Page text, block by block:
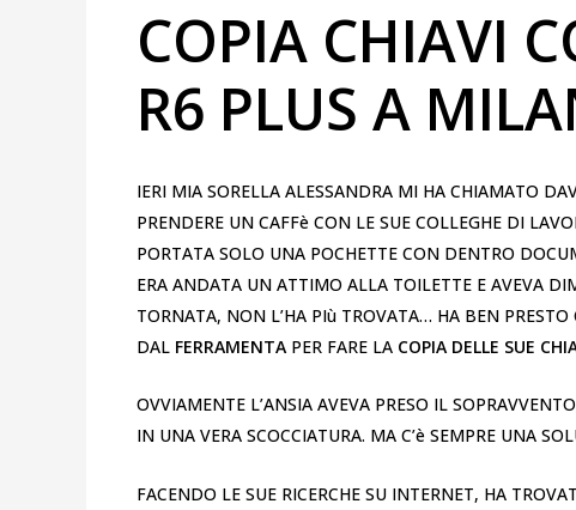
COPIA CHIAVI
R6 PLUS A
IERI MIA SORELLA ALESSANDRA MI HA CHIAMATO
PRENDERE UN CAFFè CON LE SUE COLLEGHE DI
PORTATA SOLO UNA POCHETTE CON DENTRO
ERA ANDATA UN ATTIMO ALLA TOILETTE E AVEVA
TORNATA, NON L’HA PIù TROVATA… HA BEN
DAL FERRAMENTA PER FARE LA COPIA DELLE SUE
OVVIAMENTE L’ANSIA AVEVA PRESO IL
IN UNA VERA SCOCCIATURA. MA C’è SEMPRE UNA
FACENDO LE SUE RICERCHE SU INTERNET, HA